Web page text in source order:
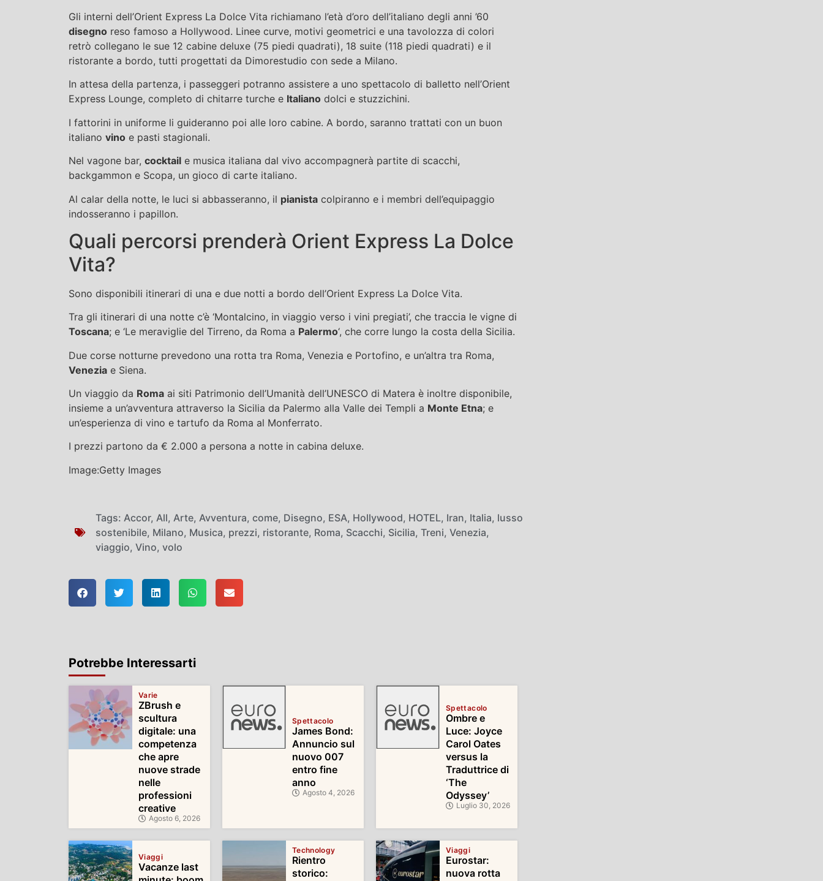
Gli interni dell’Orient Express La Dolce Vita richiamano l’età d’oro dell’italiano degli anni ’60
disegno reso famoso a Hollywood. Linee curve, motivi geometrici e una tavolozza di colori
retrò collegano le sue 12 cabine deluxe (75 piedi quadrati), 18 suite (118 piedi quadrati) e il
ristorante a bordo, tutti progettati da Dimorestudio con sede a Milano.
In attesa della partenza, i passeggeri potranno assistere a uno spettacolo di balletto nell’Orient
Express Lounge, completo di chitarre turche e Italiano dolci e stuzzichini.
I fattorini in uniforme li guideranno poi alle loro cabine. A bordo, saranno trattati con un buon
italiano vino e pasti stagionali.
Nel vagone bar, cocktail e musica italiana dal vivo accompagnerà partite di scacchi,
backgammon e Scopa, un gioco di carte italiano.
Al calar della notte, le luci si abbasseranno, il pianista colpiranno e i membri dell’equipaggio
indosseranno i papillon.
Quali percorsi prenderà Orient Express La Dolce
Vita?
Sono disponibili itinerari di una e due notti a bordo dell’Orient Express La Dolce Vita.
Tra gli itinerari di una notte c’è ‘Montalcino, in viaggio verso i vini pregiati’, che traccia le vigne di
Toscana; e ‘Le meraviglie del Tirreno, da Roma a Palermo‘, che corre lungo la costa della Sicilia.
Due corse notturne prevedono una rotta tra Roma, Venezia e Portofino, e un’altra tra Roma,
Venezia e Siena.
Un viaggio da Roma ai siti Patrimonio dell’Umanità dell’UNESCO di Matera è inoltre disponibile,
insieme a un’avventura attraverso la Sicilia da Palermo alla Valle dei Templi a Monte Etna; e
un’esperienza di vino e tartufo da Roma al Monferrato.
I prezzi partono da € 2.000 a persona a notte in cabina deluxe.
Image:Getty Images
Tags: Accor, All, Arte, Avventura, come, Disegno, ESA, Hollywood, HOTEL, Iran, Italia, lusso
sostenibile, Milano, Musica, prezzi, ristorante, Roma, Scacchi, Sicilia, Treni, Venezia,
viaggio, Vino, volo
Potrebbe Interessarti
Varie
ZBrush e
scultura
digitale: una
competenza
che apre
nuove strade
nelle
professioni
creative
Agosto 6, 2026
Spettacolo
James Bond:
Annuncio sul
nuovo 007
entro fine
anno
Agosto 4, 2026
Spettacolo
Ombre e
Luce: Joyce
Carol Oates
versus la
Traduttrice di
‘The
Odyssey’
Luglio 30, 2026
Viaggi
Vacanze last
Technology
Rientro
storico:
Viaggi
Eurostar:
nuova rotta